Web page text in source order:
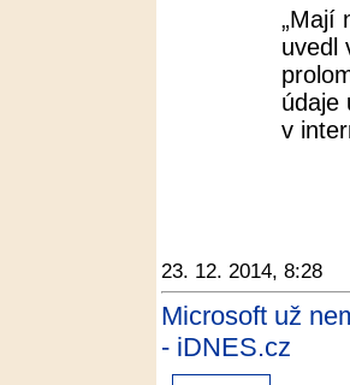
„Mají
uvedl
údaje
v
23. 12. 2014, 8:28
Microsoft už
- iDNES.cz